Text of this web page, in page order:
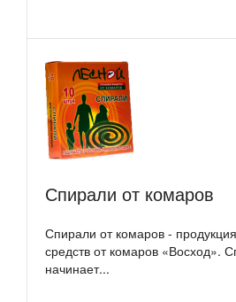
Спирали от комаров
Спирали от комаров -
средств от комаров «Восход».
начинает...